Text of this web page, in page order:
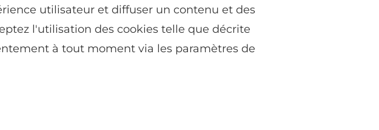
utilisateur et diffuser un contenu et des
l'utilisation des cookies telle que décrite
à tout moment via les paramètres de